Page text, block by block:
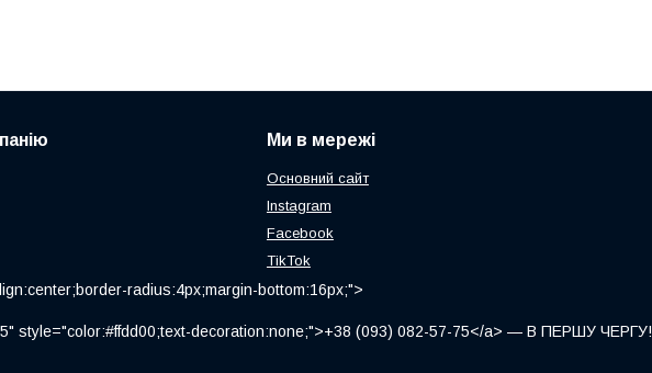
Ми в мережі
Основний сайт
Instagram
Facebook
TikTok
radius:4px;margin-bottom:16px;">
style="color:#ffdd00;text-decoration:none;">+38 (093) 082-57-75</a> — В ПЕРШУ ЧЕРГУ!